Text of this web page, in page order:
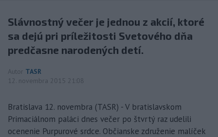
Slávnostný večer je jednou z akcií, ktoré
sa dejú pri príležitosti Svetového dňa
predčasne narodených detí.
Autor TASR
12. novembra 2015 21:08
Bratislava 12. novembra (TASR) - V bratislavskom
Primaciálnom paláci dnes večer po štvrtý raz udelili
ocenenie Purpurové srdce. Občianske združenie malíček